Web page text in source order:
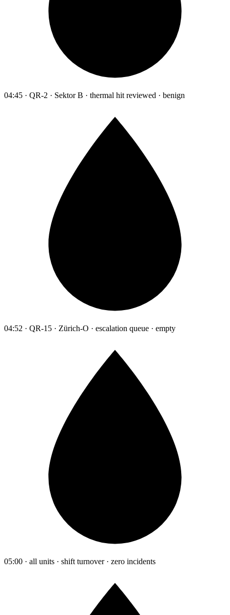
04:45 · QR-2 · Sektor B · thermal hit reviewed · benign
04:52 · QR-15 · Zürich-O · escalation queue · empty
05:00 · all units · shift turnover · zero incidents